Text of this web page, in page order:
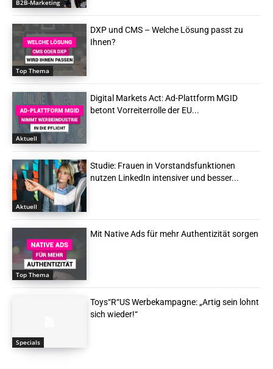
B2B-Marketing
Top Thema
DXP und CMS – Welche Lösung passt zu
Ihnen?
Aktuell
Digital Markets Act: Ad-Plattform MGID
betont Vorreiterrolle der EU...
Aktuell
Studie: Frauen in Vorstandsfunktionen
nutzen LinkedIn intensiver und besser...
Top Thema
Mit Native Ads für mehr Authentizität sorgen
Specials
Toys“R“US Werbekampagne: „Artig sein lohnt
sich wieder!“